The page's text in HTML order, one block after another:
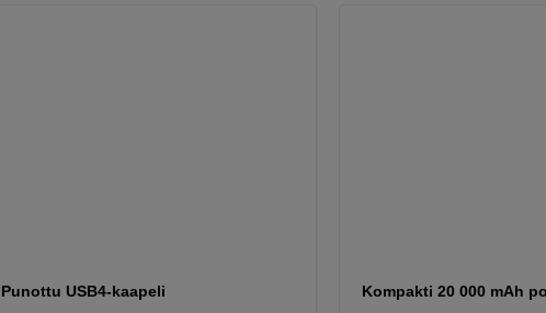
Punottu USB4-kaapeli
Kompakti 20 000 mAh